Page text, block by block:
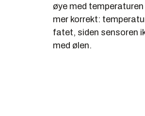
øye med temperaturen
mer korrekt:
fatet, siden sensoren
med ølen.